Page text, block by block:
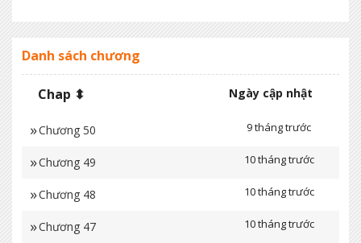
Danh sách chương
Chap ⬍ Ngày cập nhật
Chương 50 9 tháng trước
Chương 49 10 tháng trước
Chương 48 10 tháng trước
Chương 47 10 tháng trước